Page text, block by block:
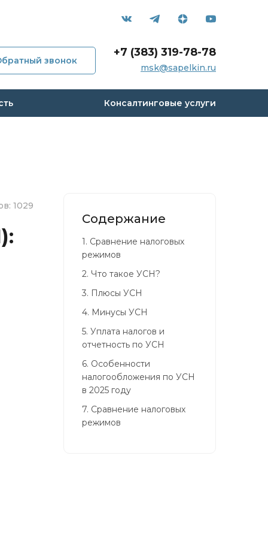
звонок
+7 (383) 319-78-78
msk@sapelkin.ru
Консалтинговые услуги
1029
Содержание
1. Сравнение налоговых
режимов
2. Что такое УСН?
3. Плюсы УСН
4. Минусы УСН
5. Уплата налогов и
отчетность по УСН
6. Особенности
налогообложения по УСН
в 2025 году
7. Сравнение налоговых
режимов